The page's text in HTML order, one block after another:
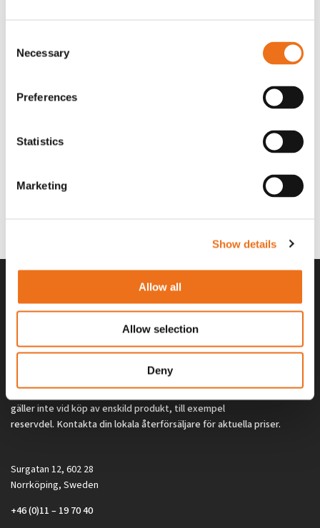
Selection
Necessary
Preferences
Statistics
Marketing
Show details
Allow all
Allow selection
Deny
finger spakställ
Alla priser på tillbehör och tillval gäller vid köp av ny maskin. Priserna
gäller inte vid köp av enskild produkt, till exempel
reservdel. Kontakta din lokala återförsäljare för aktuella priser.
Surgatan 12, 602 28
Norrköping, Sweden
+46 (0)11 – 19 70 40